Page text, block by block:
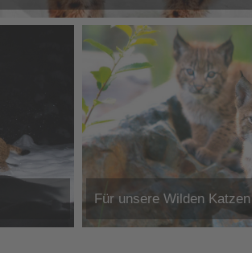
Für unsere Wilden Katzen